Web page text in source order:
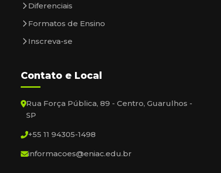
Diferenciais
Formatos de Ensino
Inscreva-se
Contato e Local
Rua Força Pública, 89 - Centro, Guarulhos -
SP
+55 11 94305-1498
informacoes@eniac.edu.br